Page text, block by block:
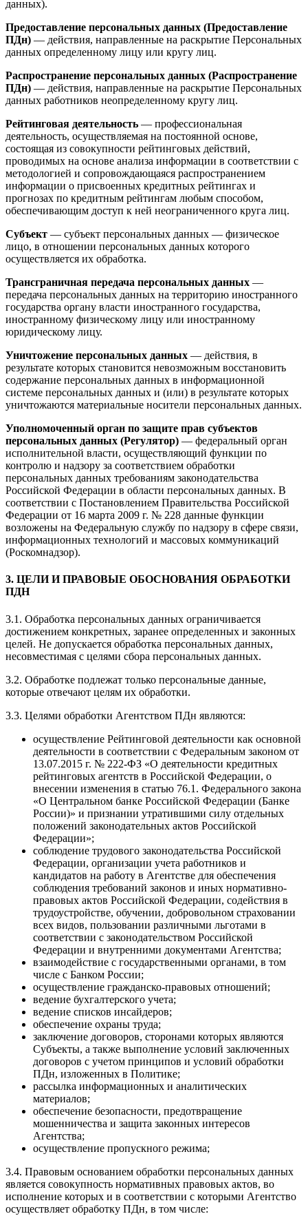
данных).
Предоставление персональных данных (Предоставление
ПДн) — действия, направленные на раскрытие Персональных
данных определенному лицу или кругу лиц.
Распространение персональных данных (Распространение
ПДн) — действия, направленные на раскрытие Персональных
данных работников неопределенному кругу лиц.
Рейтинговая деятельность — профессиональная
деятельность, осуществляемая на постоянной основе,
состоящая из совокупности рейтинговых действий,
проводимых на основе анализа информации в соответствии с
методологией и сопровождающаяся распространением
информации о присвоенных кредитных рейтингах и
прогнозах по кредитным рейтингам любым способом,
обеспечивающим доступ к ней неограниченного круга лиц.
Субъект — субъект персональных данных — физическое
лицо, в отношении персональных данных которого
осуществляется их обработка.
Трансграничная передача персональных данных —
передача персональных данных на территорию иностранного
государства органу власти иностранного государства,
иностранному физическому лицу или иностранному
юридическому лицу.
Уничтожение персональных данных — действия, в
результате которых становится невозможным восстановить
содержание персональных данных в информационной
системе персональных данных и (или) в результате которых
уничтожаются материальные носители персональных данных.
Уполномоченный орган по защите прав субъектов
персональных данных (Регулятор) — федеральный орган
исполнительной власти, осуществляющий функции по
контролю и надзору за соответствием обработки
персональных данных требованиям законодательства
Российской Федерации в области персональных данных. В
соответствии с Постановлением Правительства Российской
Федерации от 16 марта 2009 г. № 228 данные функции
возложены на Федеральную службу по надзору в сфере связи,
информационных технологий и массовых коммуникаций
(Роскомнадзор).
3. ЦЕЛИ И ПРАВОВЫЕ ОБОСНОВАНИЯ ОБРАБОТКИ
ПДН
3.1. Обработка персональных данных ограничивается
достижением конкретных, заранее определенных и законных
целей. Не допускается обработка персональных данных,
несовместимая с целями сбора персональных данных.
3.2. Обработке подлежат только персональные данные,
которые отвечают целям их обработки.
3.3. Целями обработки Агентством ПДн являются:
осуществление Рейтинговой деятельности как основной
деятельности в соответствии с Федеральным законом от
13.07.2015 г. № 222-ФЗ «О деятельности кредитных
рейтинговых агентств в Российской Федерации, о
внесении изменения в статью 76.1. Федерального закона
«О Центральном банке Российской Федерации (Банке
России)» и признании утратившими силу отдельных
положений законодательных актов Российской
Федерации»;
соблюдение трудового законодательства Российской
Федерации, организации учета работников и
кандидатов на работу в Агентстве для обеспечения
соблюдения требований законов и иных нормативно-
правовых актов Российской Федерации, содействия в
трудоустройстве, обучении, добровольном страховании
всех видов, пользовании различными льготами в
соответствии с законодательством Российской
Федерации и внутренними документами Агентства;
взаимодействие с государственными органами, в том
числе с Банком России;
осуществление гражданско-правовых отношений;
ведение бухгалтерского учета;
ведение списков инсайдеров;
обеспечение охраны труда;
заключение договоров, сторонами которых являются
Субъекты, а также выполнение условий заключенных
договоров с учетом принципов и условий обработки
ПДн, изложенных в Политике;
рассылка информационных и аналитических
материалов;
обеспечение безопасности, предотвращение
мошенничества и защита законных интересов
Агентства;
осуществление пропускного режима;
3.4. Правовым основанием обработки персональных данных
является совокупность нормативных правовых актов, во
исполнение которых и в соответствии с которыми Агентство
осуществляет обработку ПДн, в том числе: